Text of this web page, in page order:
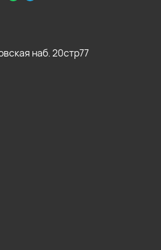
наб. 20стр77